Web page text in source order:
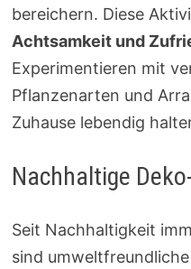
bereichern. Diese
Achtsamkeit und
Experimentieren mit
Pflanzenarten und
Zuhause lebendig
Nachhaltige
Seit Nachhaltigkeit
sind